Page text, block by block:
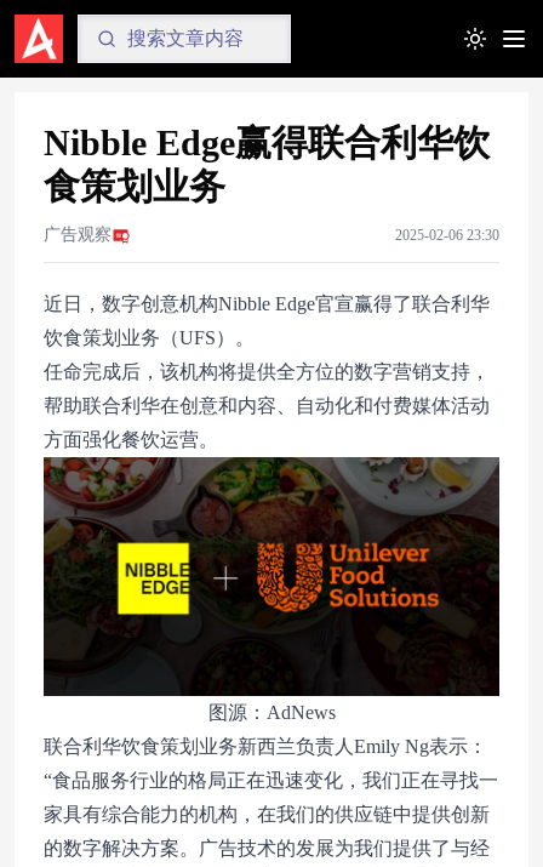
Toggle
Nibble Edge赢得联合利华饮
食策划业务
广告观察 2025-02-06 23:30
近日，数字创意机构Nibble Edge官宣赢得了联合利华
饮食策划业务（UFS）。
任命完成后，该机构将提供全方位的数字营销支持，
帮助联合利华在创意和内容、自动化和付费媒体活动
方面强化餐饮运营。
图源：AdNews
联合利华饮食策划业务新西兰负责人Emily Ng表示：
“食品服务行业的格局正在迅速变化，我们正在寻找一
家具有综合能力的机构，在我们的供应链中提供创新
的数字解决方案。广告技术的发展为我们提供了与经